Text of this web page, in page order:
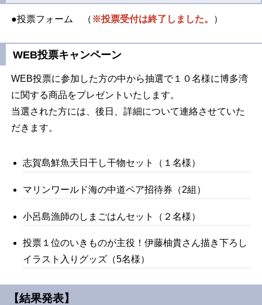
●投票フォーム （ ※投票受付は終了しました。 ）
WEB投票キャンペーン
WEB投票に参加した方の中から抽選で１０名様に博多湾
に関する商品をプレゼントいたします。
当選された方には、後日、詳細について連絡させていた
だきます。
志賀島鮮魚天日干し干物セット（１名様）
マリンワールド海の中道ペア招待券（2組）
小呂島漁師のしまごはんセット（２名様）
投票１位のいきものが主役！伊藤柚貴さん描き下ろし
イラスト入りグッズ（5名様）
【結果発表】